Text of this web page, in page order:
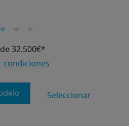
32.500€*
condiciones
Seleccionar